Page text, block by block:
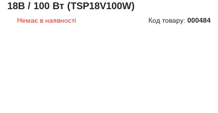
18В / 100 Вт (TSP18V100W)
Немає в наявності Код товару: 000484